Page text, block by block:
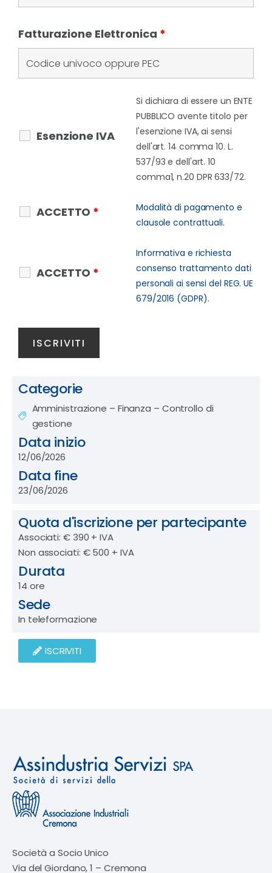
Fatturazione Elettronica *
Esenzione IVA
Si dichiara di essere un ENTE
PUBBLICO avente titolo per
l'esenzione IVA, ai sensi
dell'art. 14 comma 10. L.
537/93 e dell'art. 10
comma1, n.20 DPR 633/72.
ACCETTO *
Modalità di pagamento e
clausole contrattuali.
ACCETTO *
Informativa e richiesta
consenso trattamento dati
personali ai sensi del REG. UE
679/2016 (GDPR).
Categorie
Amministrazione – Finanza – Controllo di
gestione
Data inizio
12/06/2026
Data fine
23/06/2026
Quota d'iscrizione per partecipante
Associati: € 390 + IVA
Non associati: € 500 + IVA
Durata
14 ore
Sede
In teleformazione
ISCRIVITI
Società a Socio Unico
Via del Giordano, 1 – Cremona